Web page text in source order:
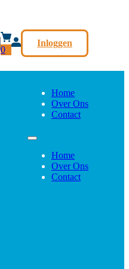
0
Inloggen
Home
Over Ons
Contact
Home
Over Ons
Contact